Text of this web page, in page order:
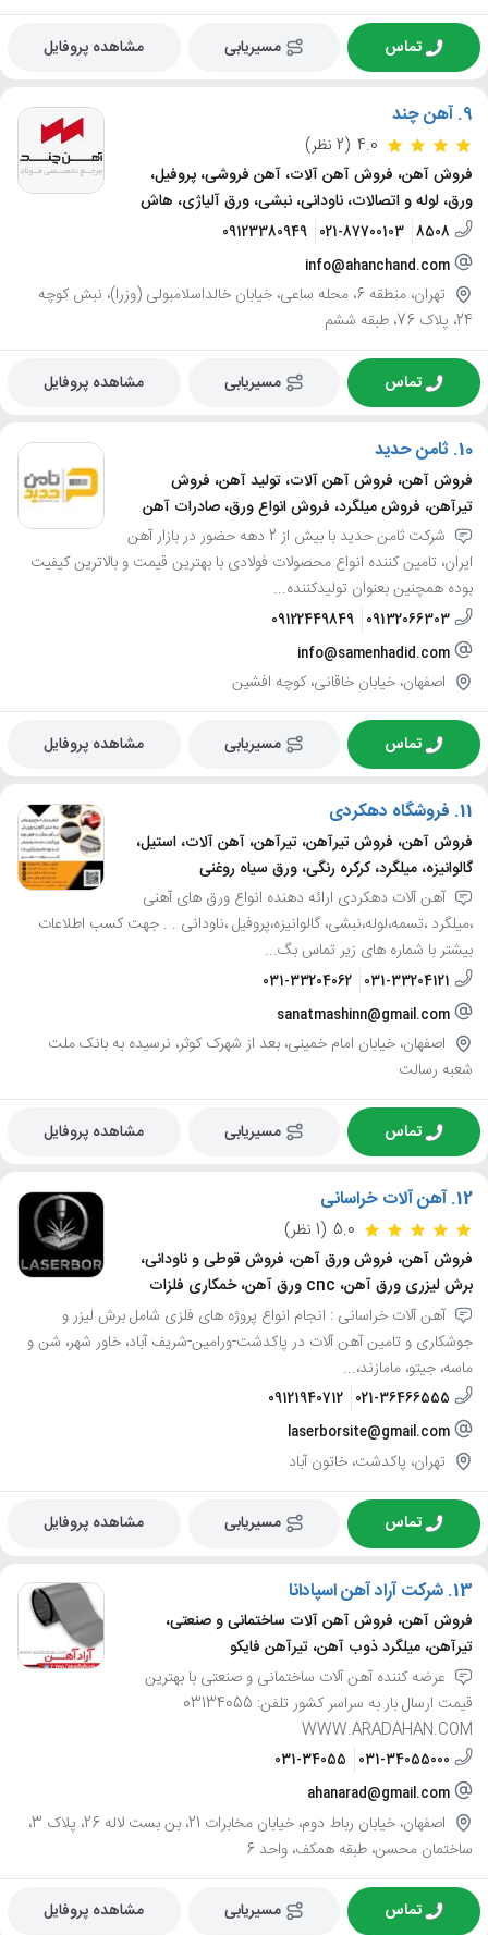
تماس مسیریابی مشاهده پروفایل
9. آهن چند
4.0 (2 نظر)
فروش آهن، فروش آهن آلات، آهن فروشی، پروفیل،
ورق، لوله و اتصالات، ناودانی، نبشی، ورق آلیاژی، هاش
8508
021-87700103
09123380949
info@ahanchand.com
تهران، منطقه 6، محله ساعی، خیابان خالداسلامبولی (وزرا)، نبش کوچه
24، پلاک 76، طبقه ششم
تماس مسیریابی مشاهده پروفایل
10. ثامن حدید
فروش آهن، فروش آهن آلات، تولید آهن، فروش
تیرآهن، فروش میلگرد، فروش انواع ورق، صادرات آهن
شرکت ثامن حدید با بیش از 2 دهه حضور در بازار آهن
ایران، تامین کننده انواع محصولات فولادی با بهترین قیمت و بالاترین کیفیت
بوده همچنین بعنوان تولیدکننده...
09132066303
09122449849
info@samenhadid.com
اصفهان، خیابان خاقانی، کوچه افشین
تماس مسیریابی مشاهده پروفایل
11. فروشگاه دهکردی
فروش آهن، فروش تیرآهن، تیرآهن، آهن آلات، استیل،
گالوانیزه، میلگرد، کرکره رنگی، ورق سیاه روغنی
آهن آلات دهکردی ارائه دهنده انواع ورق های آهنی
،میلگرد ،تسمه،لوله،نبشی، گالوانیزه،پروفیل ،ناودانی . . جهت کسب اطلاعات
بیشتر با شماره های زیر تماس بگ...
031-33204121
031-33204062
sanatmashinn@gmail.com
اصفهان، خیابان امام خمینی، بعد از شهرک کوثر، نرسیده به بانک ملت
شعبه رسالت
تماس مسیریابی مشاهده پروفایل
12. آهن آلات خراسانی
5.0 (1 نظر)
فروش آهن، فروش ورق آهن، فروش قوطی و ناودانی،
برش لیزری ورق آهن، cnc ورق آهن، خمکاری فلزات
آهن آلات خراسانی : انجام انواع پروژه های فلزی شامل برش لیزر و
جوشکاری و تامین آهن آلات در پاکدشت-ورامین-شریف آباد، خاور شهر، شن و
ماسه، جیتو، مامازند،...
021-36466555
09121940712
laserborsite@gmail.com
تهران، پاکدشت، خاتون آباد
تماس مسیریابی مشاهده پروفایل
13. شرکت آراد آهن اسپادانا
فروش آهن، فروش آهن آلات ساختمانی و صنعتی،
تیرآهن، میلگرد ذوب آهن، تیرآهن فایکو
عرضه کننده آهن آلات ساختمانی و صنعتی با بهترین
قیمت ارسال بار به سراسر کشور تلفن: 03134055
WWW.ARADAHAN.COM
031-34055000
031-34055
ahanarad@gmail.com
اصفهان، خیابان رباط دوم، خیابان مخابرات 21، بن بست لاله 26، پلاک 3،
ساختمان محسن، طبقه همکف، واحد 6
تماس مسیریابی مشاهده پروفایل